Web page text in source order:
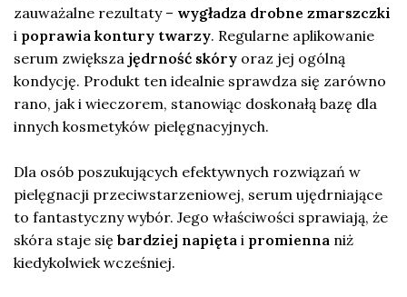
zauważalne rezultaty – wygładza drobne zmarszczki
i poprawia kontury twarzy. Regularne aplikowanie
serum zwiększa jędrność skóry oraz jej ogólną
kondycję. Produkt ten idealnie sprawdza się zarówno
rano, jak i wieczorem, stanowiąc doskonałą bazę dla
innych kosmetyków pielęgnacyjnych.
Dla osób poszukujących efektywnych rozwiązań w
pielęgnacji przeciwstarzeniowej, serum ujędrniające
to fantastyczny wybór. Jego właściwości sprawiają, że
skóra staje się bardziej napięta i promienna niż
kiedykolwiek wcześniej.